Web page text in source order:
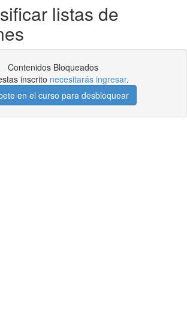
listas de
Contenidos Bloqueados
inscrito necesitarás ingresar.
en el curso para desbloquear